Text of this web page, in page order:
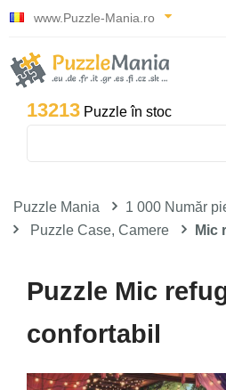
www.Puzzle-Mania.ro
13213 Puzzle în stoc
Puzzle Mania 1 000 Număr
Puzzle Case, Camere
Mic
Puzzle Mic
confortabil